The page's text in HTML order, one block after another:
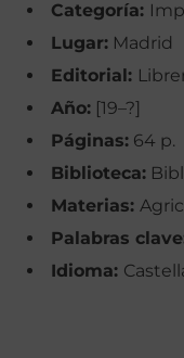
Categoría:
Lugar: Madrid
Editorial:
Año: [19–?]
Páginas: 64 p.
Biblioteca:
Materias:
Palabras
Idioma: